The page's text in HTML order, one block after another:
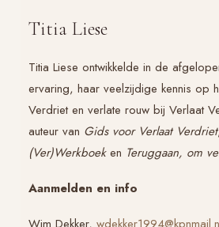
Titia Liese
Titia Liese ontwikkelde in de
ervaring, haar veelzijdige kennis op
Verdriet en verlate rouw bij Verlaat
auteur van Gids voor Verlaat Verdriet
(Ver)Werkboeken Teruggaan, om
Aanmelden en info
Wim Dekker,